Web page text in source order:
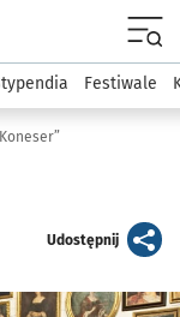
Kultura
Festiwale
Udostępnijartykuł